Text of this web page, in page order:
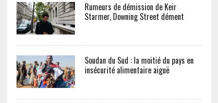
Rumeurs de démission de Keir
Starmer, Downing Street dément
Soudan du Sud : la moitié du pays en
insécurité alimentaire aiguë